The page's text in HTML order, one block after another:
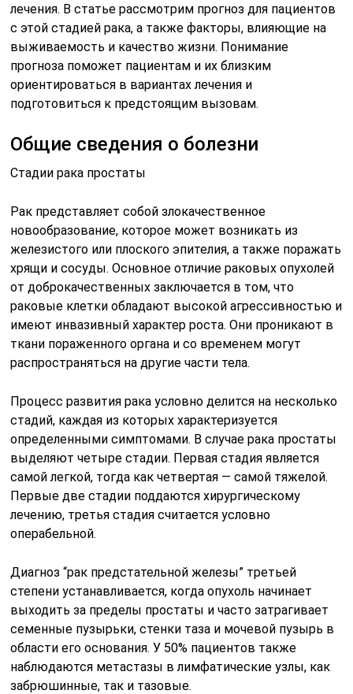
лечения. В статье рассмотрим прогноз для пациентов
с этой стадией рака, а также факторы, влияющие на
выживаемость и качество жизни. Понимание
прогноза поможет пациентам и их близким
ориентироваться в вариантах лечения и
подготовиться к предстоящим вызовам.
Общие сведения о болезни
Стадии рака простаты
Рак представляет собой злокачественное
новообразование, которое может возникать из
железистого или плоского эпителия, а также поражать
хрящи и сосуды. Основное отличие раковых опухолей
от доброкачественных заключается в том, что
раковые клетки обладают высокой агрессивностью и
имеют инвазивный характер роста. Они проникают в
ткани пораженного органа и со временем могут
распространяться на другие части тела.
Процесс развития рака условно делится на несколько
стадий, каждая из которых характеризуется
определенными симптомами. В случае рака простаты
выделяют четыре стадии. Первая стадия является
самой легкой, тогда как четвертая — самой тяжелой.
Первые две стадии поддаются хирургическому
лечению, третья стадия считается условно
операбельной.
Диагноз “рак предстательной железы” третьей
степени устанавливается, когда опухоль начинает
выходить за пределы простаты и часто затрагивает
семенные пузырьки, стенки таза и мочевой пузырь в
области его основания. У 50% пациентов также
наблюдаются метастазы в лимфатические узлы, как
забрюшинные, так и тазовые.